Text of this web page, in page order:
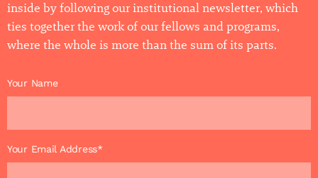
inside by following our institutional newsletter, which
ties together the work of our fellows and programs,
where the whole is more than the sum of its parts.
Your Name
Your Email Address*